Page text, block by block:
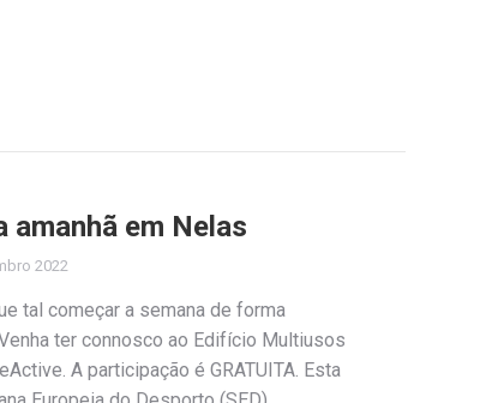
amanhã em Nelas
2022
tal começar a semana de forma
ter connosco ao Edifício Multiusos
A participação é GRATUITA. Esta